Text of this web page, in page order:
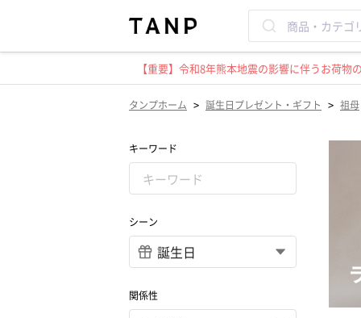
【重要】令和8年熊本地震の影響に伴うお荷
タンプホーム > 誕生日プレゼント・ギフト > 祖母
キーワード
シーン
関係性